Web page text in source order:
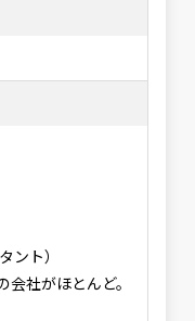
ント）
社がほとんど。